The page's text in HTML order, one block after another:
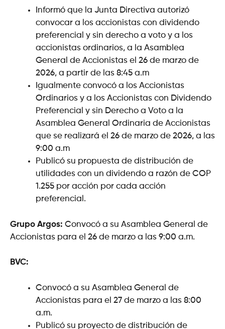
Informó que la Junta Directiva autorizó
convocar a los accionistas con dividendo
preferencial y sin derecho a voto y a los
accionistas ordinarios, a la Asamblea
General de Accionistas el 26 de marzo de
2026, a partir de las 8:45 a.m
Igualmente convocó a los Accionistas
Ordinarios y a los Accionistas con Dividendo
Preferencial y sin Derecho a Voto a la
Asamblea General Ordinaria de Accionistas
que se realizará el 26 de marzo de 2026, a las
9:00 a.m
Publicó su propuesta de distribución de
utilidades con un dividendo a razón de COP
1.255 por acción por cada acción
preferencial.
Grupo Argos: Convocó a su Asamblea General de
Accionistas para el 26 de marzo a las 9:00 a.m.
BVC:
Convocó a su Asamblea General de
Accionistas para el 27 de marzo a las 8:00
a.m.
Publicó su proyecto de distribución de